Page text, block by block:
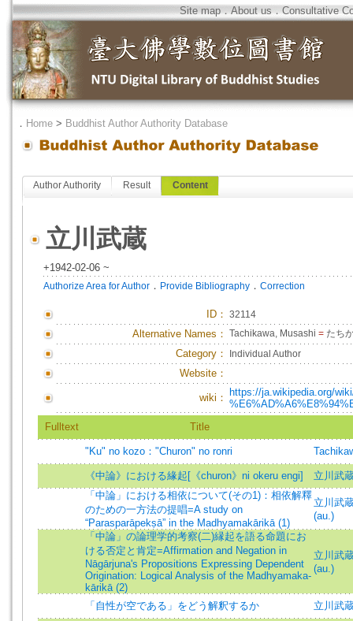
Site map．About us．Consultative
． Home > Buddhist Author Authority Database
Author Authority Result Content
立川武蔵
+1942-02-06 ~
Authorize Area for Author ． Provide Bibliography ． Correction
ID ： 32114
Alternative Names： Tachikawa, Musashi = たち
Category： Individual Author
Website：
wiki：
https://ja.wikipedia.org/
Fulltext
Title
"Ku" no kozo："Churon" no ronri
《中論》における緣起[《churon》ni okeru engi]
立川武
「中論」における相依について(その1)：相依解釋
のための一方法の提唱=A study on
“Parasparāpekṣā” in the Madhyamakārikā (1)
立川武
(au.)
「中論」の論理学的考察(二)縁起を語る命題にお
ける否定と肯定=Affirmation and Negation in
Nāgārjuna's Propositions Expressing Dependent
Origination: Logical Analysis of the Madhyamaka-
kārikā (2)
立川武
(au.)
「自性が空である」をどう解釈するか 立川武